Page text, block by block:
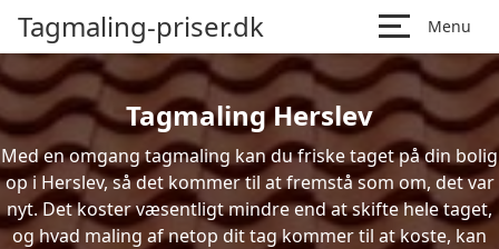
Tagmaling-priser.dk Menu
Tagmaling Herslev
Med en omgang tagmaling kan du friske taget på din bolig
op i Herslev, så det kommer til at fremstå som om, det var
nyt. Det koster væsentligt mindre end at skifte hele taget,
og hvad maling af netop dit tag kommer til at koste, kan